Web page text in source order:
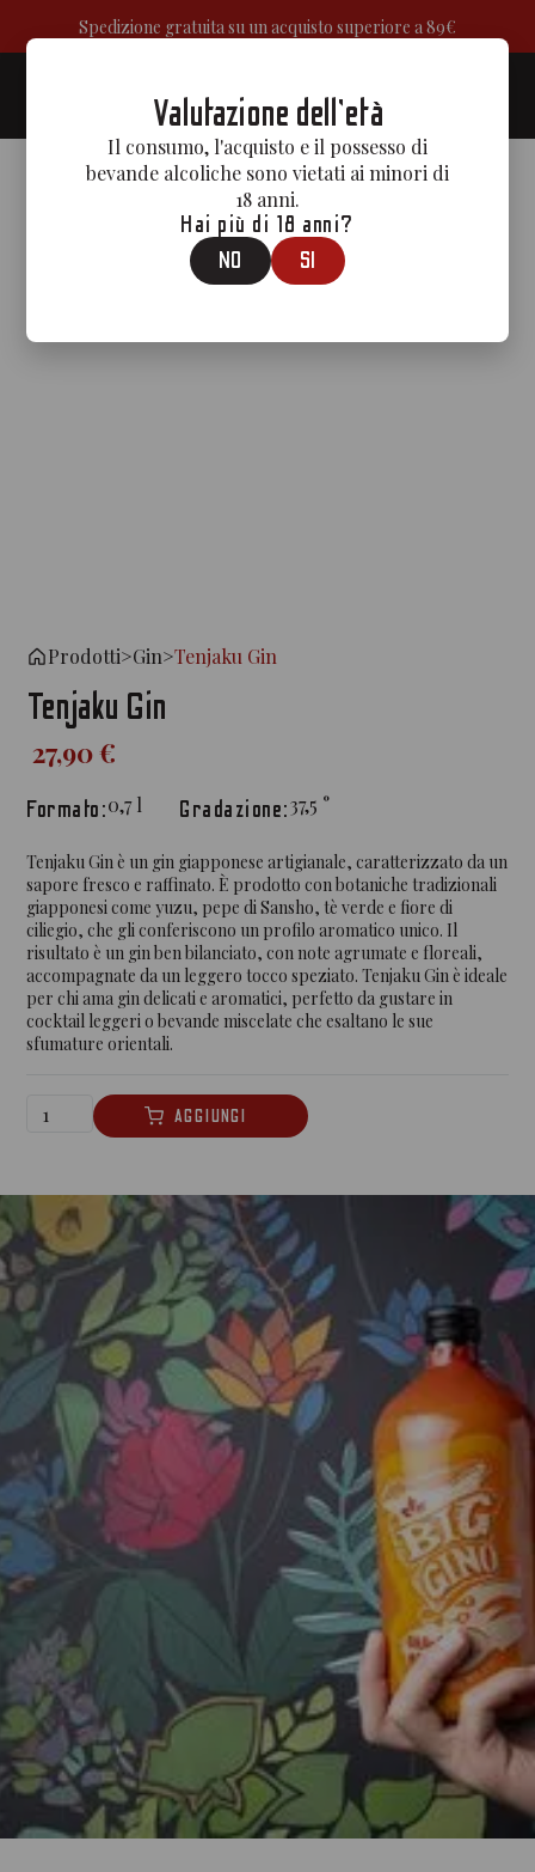
Spedizione gratuita su un acquisto superiore a 89€
Valutazione dell'età
Il consumo, l'acquisto e il possesso di
bevande alcoliche sono vietati ai minori di
18 anni.
Hai più di 18 anni?
NO
SI
Prodotti>Gin>Tenjaku Gin
Tenjaku Gin
27,90 €
Formato:0,7 l Gradazione:37,5 °
Tenjaku Gin è un gin giapponese artigianale, caratterizzato da un
sapore fresco e raffinato. È prodotto con botaniche tradizionali
giapponesi come yuzu, pepe di Sansho, tè verde e fiore di
ciliegio, che gli conferiscono un profilo aromatico unico. Il
risultato è un gin ben bilanciato, con note agrumate e floreali,
accompagnate da un leggero tocco speziato. Tenjaku Gin è ideale
per chi ama gin delicati e aromatici, perfetto da gustare in
cocktail leggeri o bevande miscelate che esaltano le sue
sfumature orientali.